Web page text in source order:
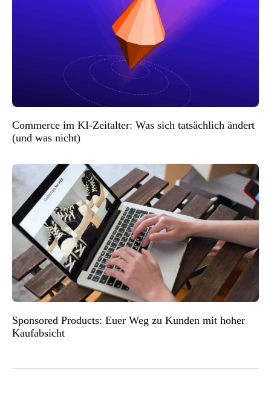
Commerce im KI-Zeitalter: Was sich tatsächlich ändert
(und was nicht)
Sponsored Products: Euer Weg zu Kunden mit hoher
Kaufabsicht